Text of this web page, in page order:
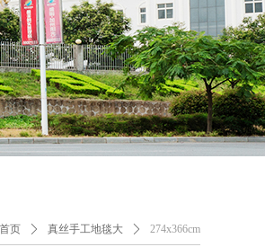
页 ꄲ 真丝手工地毯大 ꄲ 274x366cm